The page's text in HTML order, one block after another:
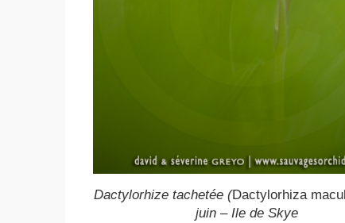
Dactylorhize tachetée (Dactylorhiza
juin – Ile de Skye